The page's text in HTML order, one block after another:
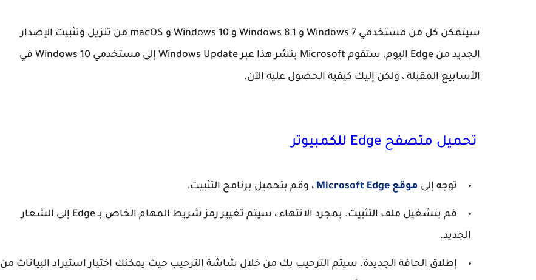
سيتمكن كل من مستخدمي Windows 7 و Windows 8.1 و Windows 10 و macOS من تنزيل وتثبيت الإصدار
الجديد من Edge اليوم. ستقوم Microsoft بنشر هذا عبر Windows Update إلى مستخدمي Windows 10 في
الأسابيع المقبلة ، ولكن إليك كيفية الحصول عليه الآن.
تحميل متصفح Edge للكمبيوتر
توجه إلى موقع Microsoft Edge ، وقم بتحميل برنامج التثبيت.
قم بتشغيل ملف التثبيت. بمجرد الانتهاء ، سيتم تغيير رمز شريط المهام الخاص بـ Edge إلى الشعار
الجديد.
إطلاق الحافة الجديدة. سيتم الترحيب بك من خلال شاشة الترحيب حيث يمكنك اختيار استيراد البيانات من